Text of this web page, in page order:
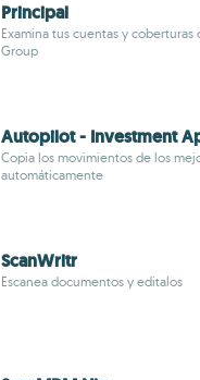
Principal
Examina tus cuentas y coberturas
Group
Autopilot - Investment
Copia los movimientos de los
automáticamente
ScanWritr
Escanea documentos y editalos